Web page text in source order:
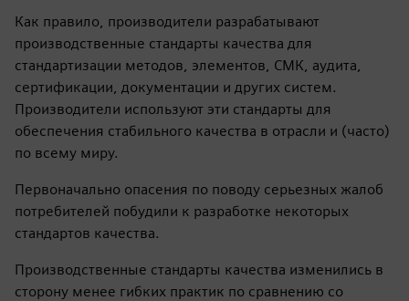
Как правило, производители разрабатывают
производственные стандарты качества для
стандартизации методов, элементов, СМК, аудита,
сертификации, документации и других систем.
Производители используют эти стандарты для
обеспечения стабильного качества в отрасли и (часто)
по всему миру.
Первоначально опасения по поводу серьезных жалоб
потребителей побудили к разработке некоторых
стандартов качества.
Производственные стандарты качества изменились в
сторону менее гибких практик по сравнению со